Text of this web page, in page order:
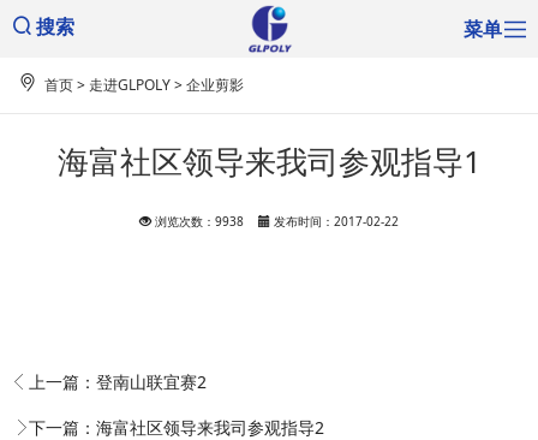
搜索 菜单
首页> 走进GLPOLY>企业剪影
海富社区领导来我司参观指导1
浏览次数：9938 发布时间：2017-02-22
上一篇： 登南山联宜赛2
下一篇： 海富社区领导来我司参观指导2